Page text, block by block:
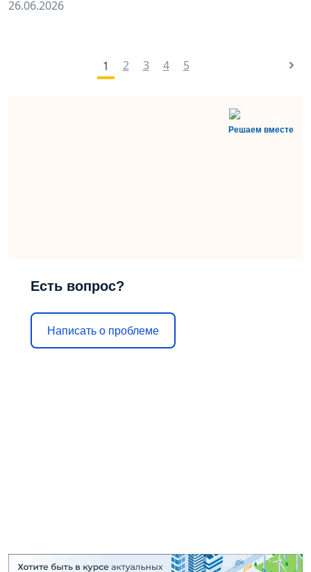
26.06.2026
1 2 3 4 5
Решаем вместе
Есть вопрос?
Написать о проблеме